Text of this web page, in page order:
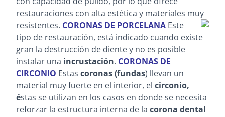
restauraciones con alta estética y materiales muy
resistentes. CORONAS DE PORCELANA Este
tipo de restauración, está indicado cuando existe
gran la destrucción de diente y no es posible
instalar una incrustación. CORONAS DE
CIRCONIO Estas coronas (fundas) llevan un
material muy fuerte en el interior, elcirconio,
éstas se utilizan en los casos en donde se necesita
reforzar la estructura interna de la corona dental